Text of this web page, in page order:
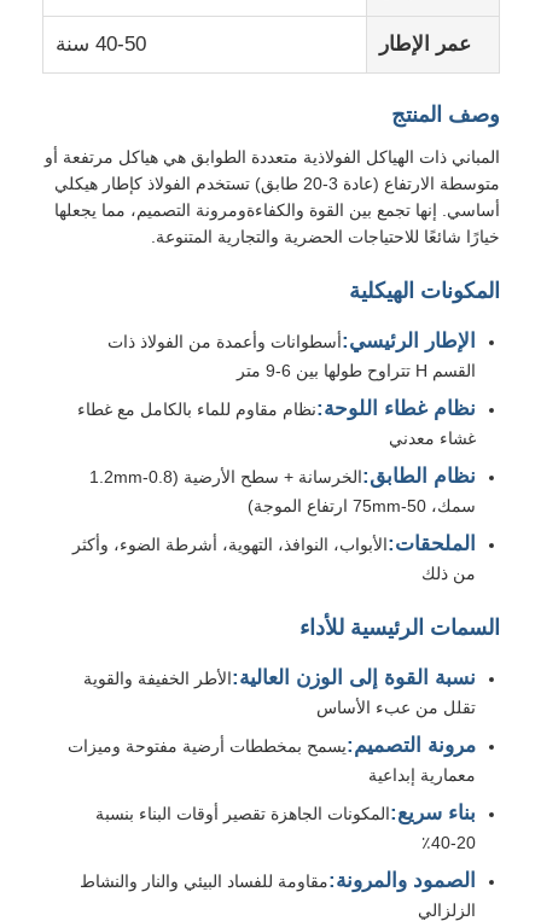
مراقبة الجودة
اتصل بنا
أخبار
القضايا
مدونة
اطلب عرض أسعار
بنية فولاذية مسبقة الصنع
هيكل الصلب مستودع
ورشة هيكل الصلب
بناء هيكل الصلب
بناء هيكل الصلب
بناء الإطار الصلب
عمر الإطار 40-50 سنة
وصف المنتج
المباني ذات الهياكل الفولاذية متعددة الطوابق هي هياكل مرتفعة أو
متوسطة الارتفاع (عادة 3-20 طابق) تستخدم الفولاذ كإطار هيكلي
أساسي. إنها تجمع بين القوة والكفاءةومرونة التصميم، مما يجعلها
خيارًا شائعًا للاحتياجات الحضرية والتجارية المتنوعة.
المكونات الهيكلية
الإطار الرئيسي:أسطوانات وأعمدة من الفولاذ ذات
القسم H تتراوح طولها بين 6-9 متر
نظام غطاء اللوحة:نظام مقاوم للماء بالكامل مع غطاء
غشاء معدني
نظام الطابق:
الخرسانة + سطح الأرضية (0.8-1.2mm
سمك، 50-75mm ارتفاع الموجة)
الملحقات:الأبواب، النوافذ، التهوية، أشرطة الضوء، وأكثر
من ذلك
السمات الرئيسية للأداء
نسبة القوة إلى الوزن العالية:الأطر الخفيفة والقوية
تقلل من عبء الأساس
مرونة التصميم:يسمح بمخططات أرضية مفتوحة وميزات
معمارية إبداعية
بناء سريع:المكونات الجاهزة تقصير أوقات البناء بنسبة
20-40٪
الصمود والمرونة:مقاومة للفساد البيئي والنار والنشاط
الزلزالي